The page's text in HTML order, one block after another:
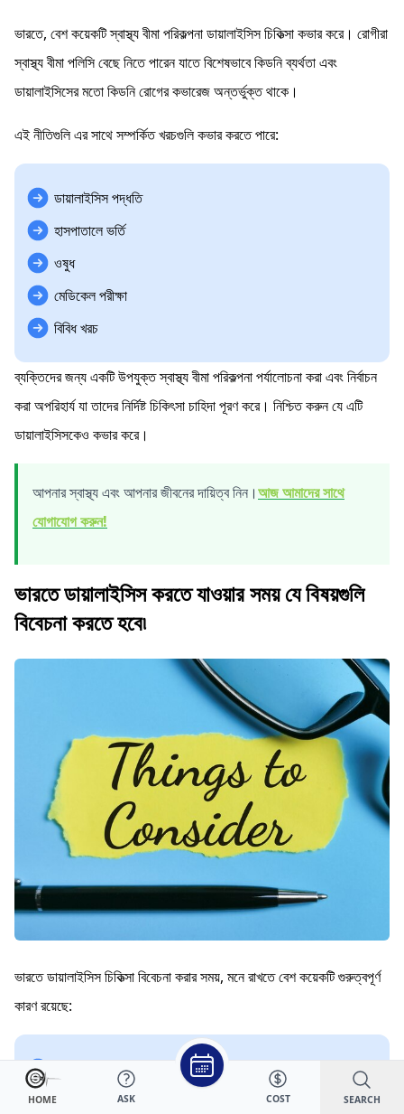
ভারতে, বেশ কয়েকটি স্বাস্থ্য বীমা পরিকল্পনা ডায়ালাইসিস চিকিত্সা কভার করে। রোগীরা
স্বাস্থ্য বীমা পলিসি বেছে নিতে পারেন যাতে বিশেষভাবে কিডনি ব্যর্থতা এবং
ডায়ালাইসিসের মতো কিডনি রোগের কভারেজ অন্তর্ভুক্ত থাকে।
এই নীতিগুলি এর সাথে সম্পর্কিত খরচগুলি কভার করতে পারে:
ডায়ালাইসিস পদ্ধতি
হাসপাতালে ভর্তি
ওষুধ
মেডিকেল পরীক্ষা
বিবিধ খরচ
ব্যক্তিদের জন্য একটি উপযুক্ত স্বাস্থ্য বীমা পরিকল্পনা পর্যালোচনা করা এবং নির্বাচন
করা অপরিহার্য যা তাদের নির্দিষ্ট চিকিৎসা চাহিদা পূরণ করে। নিশ্চিত করুন যে এটি
ডায়ালাইসিসকেও কভার করে।
আপনার স্বাস্থ্য এবং আপনার জীবনের দায়িত্ব নিন।আজ আমাদের সাথে
যোগাযোগ করুন!
ভারতে ডায়ালাইসিস করতে যাওয়ার সময় যে বিষয়গুলি
বিবেচনা করতে হবে৷
ভারতে ডায়ালাইসিস চিকিত্সা বিবেচনা করার সময়, মনে রাখতে বেশ কয়েকটি গুরুত্বপূর্ণ
কারণ রয়েছে:
হাসপাতালের সুনাম
মেডিকেল টিমের অভিজ্ঞতা
HOME ASK COST SEARCH